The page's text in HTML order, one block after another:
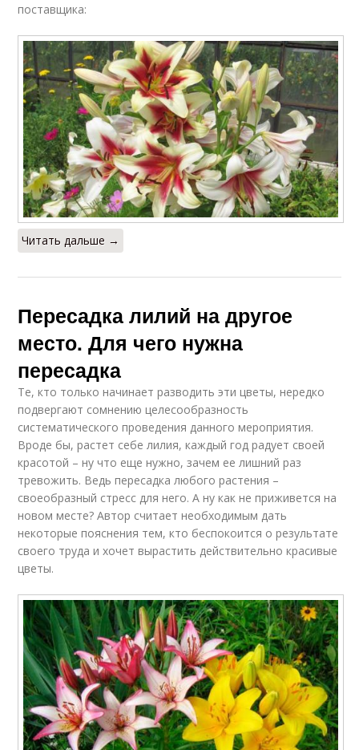
поставщика:
Читать дальше →
Пересадка лилий на другое
место. Для чего нужна
пересадка
Те, кто только начинает разводить эти цветы, нередко
подвергают сомнению целесообразность
систематического проведения данного мероприятия.
Вроде бы, растет себе лилия, каждый год радует своей
красотой – ну что еще нужно, зачем ее лишний раз
тревожить. Ведь пересадка любого растения –
своеобразный стресс для него. А ну как не приживется на
новом месте? Автор считает необходимым дать
некоторые пояснения тем, кто беспокоится о результате
своего труда и хочет вырастить действительно красивые
цветы.